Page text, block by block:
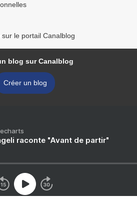
le portail Canalblog
blog sur Canalblog
Créer un blog
raconte "Avant de partir"